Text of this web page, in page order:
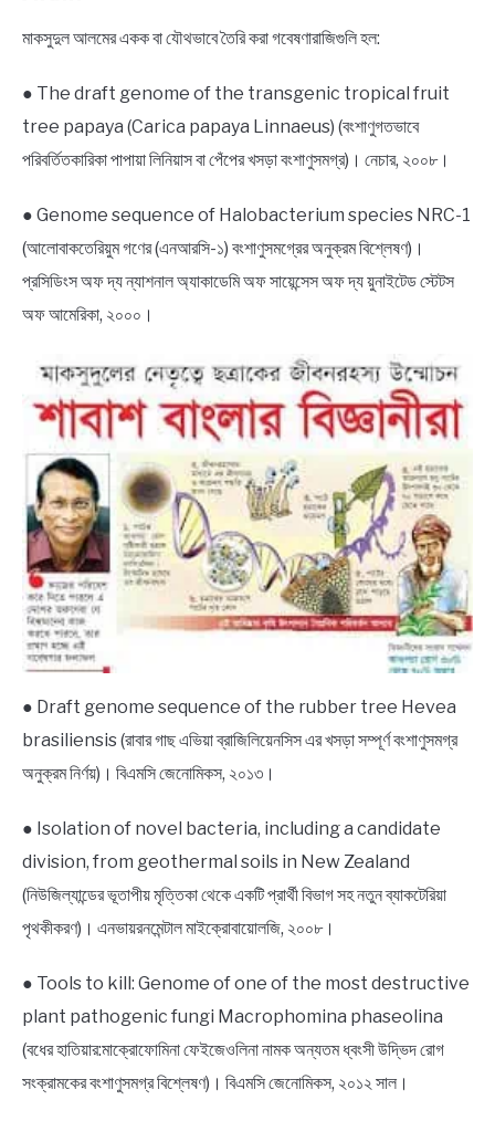
মাকসুদুল আলমের একক বা যৌথভাবে তৈরি করা গবেষণারাজিগুলি হল:
● The draft genome of the transgenic tropical fruit
tree papaya (Carica papaya Linnaeus) (বংশাণুগতভাবে
পরিবর্তিতকারিকা পাপায়া লিনিয়াস বা পেঁপের খসড়া বংশাণুসমগ্র)। নেচার, ২০০৮।
● Genome sequence of Halobacterium species NRC-1
(আলোবাকতেরিয়ুম গণের (এনআরসি-১) বংশাণুসমগ্রের অনুক্রম বিশ্লেষণ)।
প্রসিডিংস অফ দ্য ন্যাশনাল অ্যাকাডেমি অফ সায়েন্সেস অফ দ্য য়ুনাইটেড স্টেটস
অফ আমেরিকা, ২০০০।
● Draft genome sequence of the rubber tree Hevea
brasiliensis (রাবার গাছ এভিয়া ব্রাজিলিয়েনসিস এর খসড়া সম্পূর্ণ বংশাণুসমগ্র
অনুক্রম নির্ণয়)। বিএমসি জেনোমিকস, ২০১৩।
● Isolation of novel bacteria, including a candidate
division, from geothermal soils in New Zealand
(নিউজিল্যান্ডের ভূতাপীয় মৃত্তিকা থেকে একটি প্রার্থী বিভাগ সহ নতুন ব্যাকটেরিয়া
পৃথকীকরণ)। এনভায়রনমেন্টাল মাইক্রোবায়োলজি, ২০০৮।
● Tools to kill: Genome of one of the most destructive
plant pathogenic fungi Macrophomina phaseolina
(বধের হাতিয়ার:মাক্রোফোমিনা ফেইজেওলিনা নামক অন্যতম ধ্বংসী উদ্ভিদ রোগ
সংক্রামকের বংশাণুসমগ্র বিশ্লেষণ)। বিএমসি জেনোমিকস, ২০১২ সাল।